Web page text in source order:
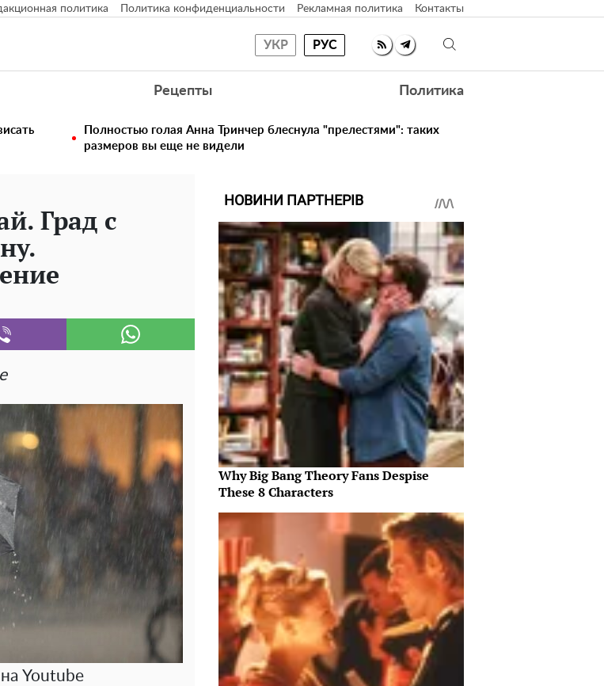
политика Политика конфиденциальности Рекламная политика Контакты
УКР РУС
Рецепты Политика
Полностью голая Анна Тринчер блеснула "прелестями": таких
размеров вы еще не видели
Град с
Youtube
НОВИНИ ПАРТНЕРІВ
Why Big Bang Theory Fans Despise
These 8 Characters